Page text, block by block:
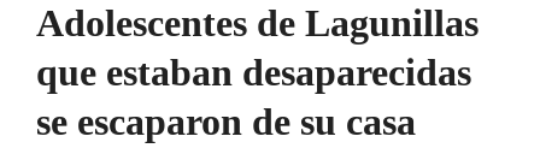
Adolescentes de Lagunillas
que estaban desaparecidas
se escaparon de su casa